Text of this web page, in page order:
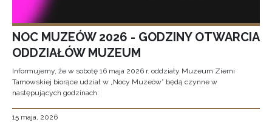
NOC MUZEÓW 2026 - GODZINY OTWARCIA
ODDZIAŁÓW MUZEUM
Informujemy, że w sobotę 16 maja 2026 r. oddziały Muzeum Ziemi
Tarnowskiej biorące udział w „Nocy Muzeów” będą czynne w
następujących godzinach:
15 maja, 2026